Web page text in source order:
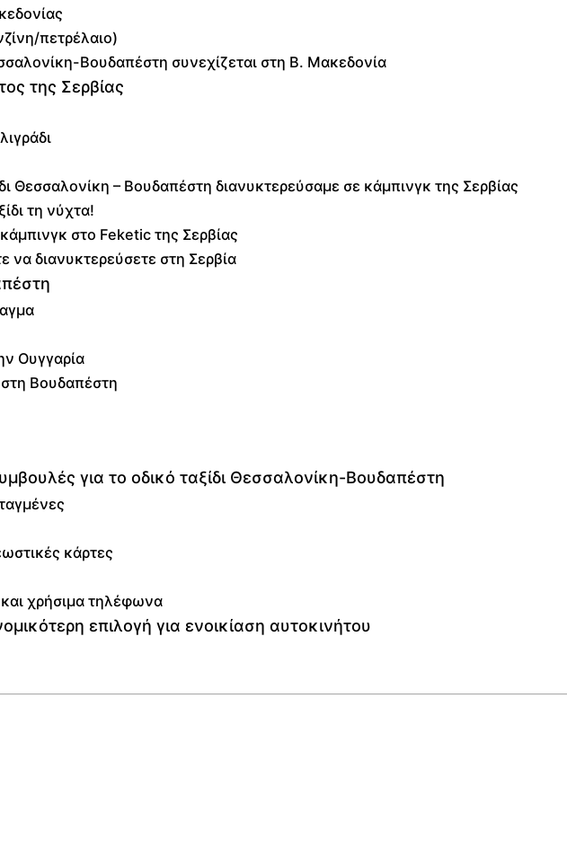
πετρέλαιο)
Βουδαπέστη συνεχίζεται στη Β. Μακεδονία
της Σερβίας
Θεσσαλονίκη – Βουδαπέστη διανυκτερεύσαμε σε κάμπινγκ της Σερβίας
τη νύχτα!
στο Feketic της Σερβίας
να διανυκτερεύσετε στη Σερβία
Ουγγαρία
Βουδαπέστη
για το οδικό ταξίδι Θεσσαλονίκη-Βουδαπέστη
κάρτες
χρήσιμα τηλέφωνα
επιλογή για ενοικίαση αυτοκινήτου